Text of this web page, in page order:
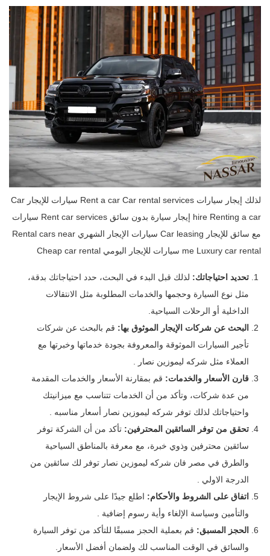
لذلك إيجار سيارات Rent a car Car rental services سيارات للإيجار Car
hire Renting a car إيجار سيارة بدون سائق Rent car services سيارات
مع سائق للإيجار Car leasing سيارات الإيجار الشهري Rental cars near
me Luxury car rental سيارات للإيجار اليومي Cheap car rental
تحديد احتياجاتك: لذلك قبل البدء في البحث، حدد احتياجاتك بدقة،
مثل نوع السيارة وحجمها والخدمات المطلوبة مثل الانتقالات
الداخلية أو الرحلات السياحية.
البحث عن شركات الإيجار الموثوق بها: قم بالبحث عن شركات
تأجير السيارات الموثوقة والمعروفة بجودة خدماتها وخبرتها مع
العملاء مثل شركه ليموزين نصار .
قارن الأسعار والخدمات: قم بمقارنة الأسعار والخدمات المقدمة
من عدة شركات، وتأكد من أن الخدمات تتناسب مع ميزانيتك
واحتياجاتك لذلك توفر شركه ليموزين نصار أسعار مناسبه .
تحقق من توفر السائقين المحترفين: تأكد من أن الشركة توفر
سائقين محترفين وذوي خبرة، مع معرفة بالمناطق السياحية
والطرق في مصر فان شركه ليموزين نصار توفر لك سائقين من
الدرجة الاولي .
اتفاق على الشروط والأحكام: اطلع جيدًا على شروط الإيجار
والتأمين وسياسة الإلغاء وأية رسوم إضافية .
الحجز المسبق: قم بعملية الحجز مسبقًا للتأكد من توفر السيارة
والسائق في الوقت المناسب لك ولضمان أفضل الأسعار.